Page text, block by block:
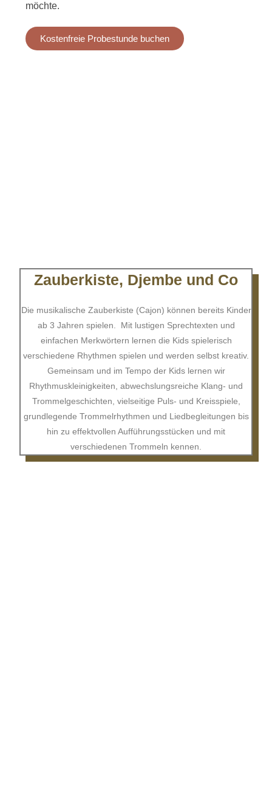
möchte.
Kostenfreie Probestunde buchen
Zauberkiste, Djembe und Co
Die musikalische Zauberkiste (Cajon) können bereits Kinder
ab 3 Jahren spielen. Mit lustigen Sprechtexten und
einfachen Merkwörtern lernen die Kids spielerisch
verschiedene Rhythmen spielen und werden selbst kreativ.
Gemeinsam und im Tempo der Kids lernen wir
Rhythmuskleinigkeiten, abwechslungsreiche Klang- und
Trommelgeschichten, vielseitige Puls- und Kreisspiele,
grundlegende Trommelrhythmen und Liedbegleitungen bis
hin zu effektvollen Aufführungsstücken und mit
verschiedenen Trommeln kennen.